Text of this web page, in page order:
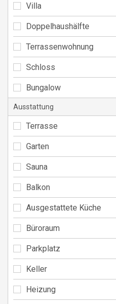
Villa
Doppelhaushälfte
Terrassenwohnung
Schloss
Bungalow
Ausstattung
Terrasse
Garten
Sauna
Balkon
Ausgestattete Küche
Büroraum
Parkplatz
Keller
Heizung